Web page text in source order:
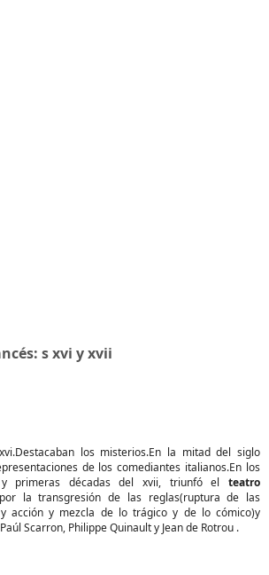
s xvi y xvii
los misterios.En la mitad del siglo
de los comediantes italianos.En los
primeras décadas del xvii, triunfó el teatro
la transgresión de las reglas(ruptura de las
acción y mezcla de lo trágico y de lo cómico)y
Scarron, Philippe Quinault y Jean de Rotrou .